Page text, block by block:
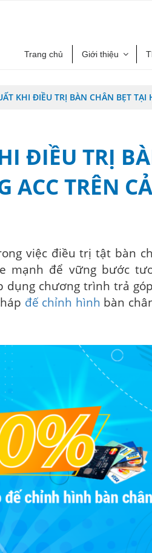
Trang chủ Giới thiệu
KHI ĐIỀU TRỊ BÀN CHÂN BẸT TẠI
ĐIỀU TRỊ
ACC TRÊN CẢ
việc điều trị tật bàn
mạnh để vững bước
dụng chương trình trả
đế chỉnh hình bàn